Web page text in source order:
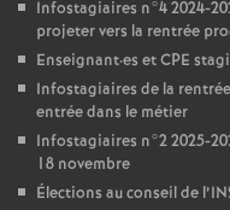
Infostagiaires n°4 2024-
projeter vers la rentrée
Enseignant·es etCPE
Infostagiaires de la
entrée dans le métier
Infostagiaires n°2 2025-
18 novembre
Élections au conseil de l’